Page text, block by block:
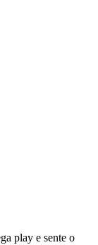
play e sente o